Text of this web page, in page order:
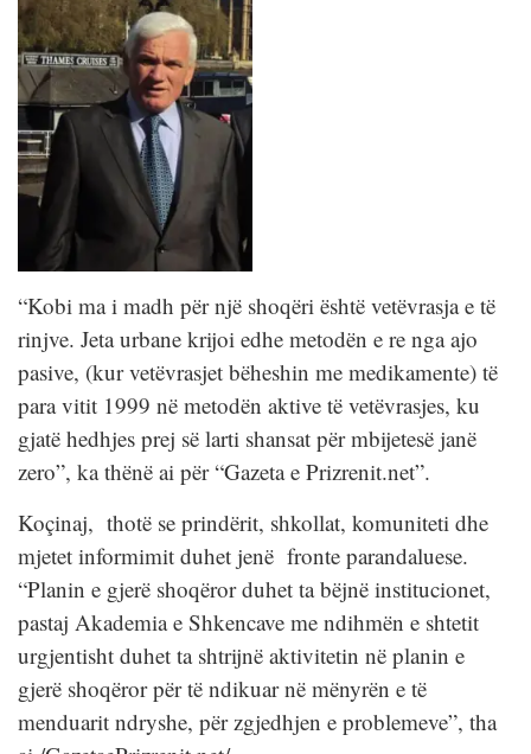
“Kobi ma i madh për një shoqëri është vetëvrasja e të
rinjve. Jeta urbane krijoi edhe metodën e re nga ajo
pasive, (kur vetëvrasjet bëheshin me medikamente) të
para vitit 1999 në metodën aktive të vetëvrasjes, ku
gjatë hedhjes prej së larti shansat për mbijetesë janë
zero”, ka thënë ai për “Gazeta e Prizrenit.net”.
Koçinaj, thotë se prindërit, shkollat, komuniteti dhe
mjetet informimit duhet jenë fronte parandaluese.
“Planin e gjerë shoqëror duhet ta bëjnë institucionet,
pastaj Akademia e Shkencave me ndihmën e shtetit
urgjentisht duhet ta shtrijnë aktivitetin në planin e
gjerë shoqëror për të ndikuar në mënyrën e të
menduarit ndryshe, për zgjedhjen e problemeve”, tha